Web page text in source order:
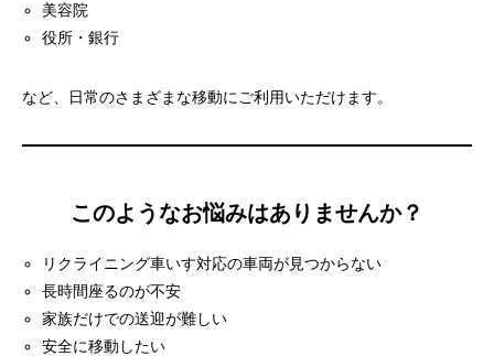
美容院
役所・銀行
など、日常のさまざまな移動にご利用いただけます。
このようなお悩みはありませんか？
リクライニング車いす対応の車両が見つからない
長時間座るのが不安
家族だけでの送迎が難しい
安全に移動したい